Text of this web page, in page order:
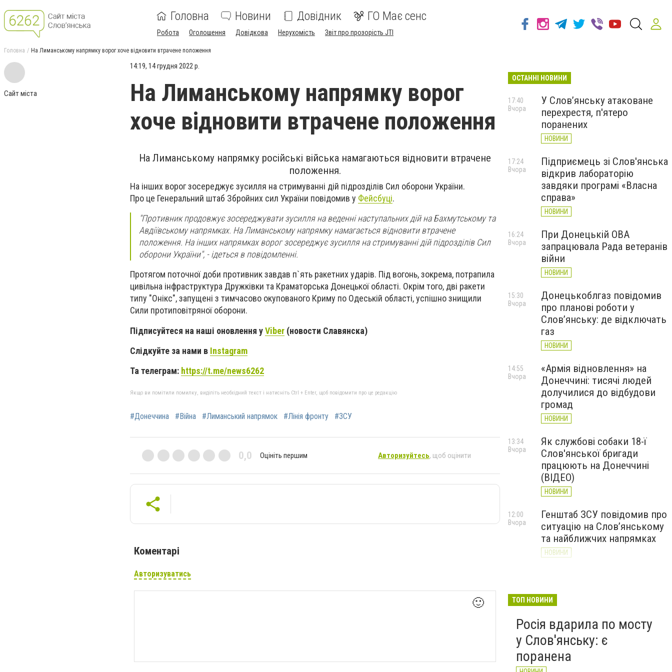
Головна Новини Довідник ГО Має сенс
Робота Оголошення Довідкова Нерухомість Звіт про прозорість JTI
Головна На Лиманському напрямку ворог хоче відновити втрачене положення
Сайт міста
14:19, 14 грудня 2022 р.
На Лиманському напрямку ворог
хоче відновити втрачене положення
На Лиманському напрямку російські війська намагаються відновити втрачене
положення.
На інших ворог зосереджує зусилля на стримуванні дій підрозділів Сил оборони України.
Про це Генеральний штаб Збройних сил України повідомив у Фейсбуці.
"Противник продовжує зосереджувати зусилля на веденні наступальних дій на Бахмутському та
Авдіївському напрямках. На Лиманському напрямку намагається відновити втрачене
положення. На інших напрямках ворог зосереджує зусилля на стримуванні дій підрозділів Сил
оборони України", - ідеться в повідомленні.
Протягом поточної доби противник завдав п`ять ракетних ударів. Під вогонь, зокрема, потрапила
цивільна інфраструктура Дружківки та Краматорська Донецької області. Окрім того, дві ракети
типу "Онікс", запущені з тимчасово окупованого Криму по Одеській області, успішно знищили
Сили протиповітряної оборони.
Підписуйтеся на наші оновлення уViber (новости Славянска)
Слідкуйте за нами в Instagram
Та телеграм: https://t.me/news6262
Якщо ви помітили помилку, виділіть необхідний текст і натисніть Ctrl + Enter, щоб повідомити про це редакцію
#Донеччина #Війна #Лиманський напрямок #Лінія фронту #ЗСУ
0,0 Оцініть першим Авторизуйтесь, щоб оцінити
Коментарі
Авторизуватись
🙂
ОСТАННІ НОВИНИ
У Слов’янську атаковане
перехрестя, п'ятеро
поранених
НОВИНИ
17:40
Вчора
Підприємець зі Слов'янська
відкрив лабораторію
завдяки програмі «Власна
справа»
НОВИНИ
17:24
Вчора
При Донецькій ОВА
запрацювала Рада ветеранів
війни
НОВИНИ
16:24
Вчора
Донецькоблгаз повідомив
про планові роботи у
Слов’янську: де відключать
газ
НОВИНИ
15:30
Вчора
«Армія відновлення» на
Донеччині: тисячі людей
долучилися до відбудови
громад
НОВИНИ
14:55
Вчора
Як службові собаки 18-ї
Слов'янської бригади
працюють на Донеччині
(ВІДЕО)
НОВИНИ
13:34
Вчора
Генштаб ЗСУ повідомив про
ситуацію на Слов’янському
та найближчих напрямках
НОВИНИ
12:00
Вчора
великої війни: 7 серпня
ТОП НОВИНИ
Росія вдарила по мосту
у Слов'янську: є
поранена